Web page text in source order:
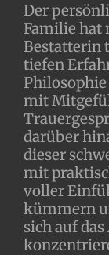
Der
Familie hat
Bestatterin
tiefen
mit
darüber
dieser
mit
voller
kümmern
sich auf